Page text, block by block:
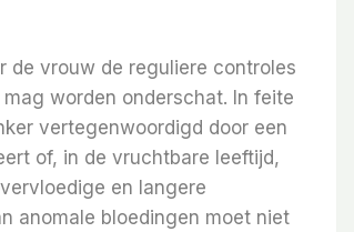
de vrouw de reguliere controles
worden onderschat. In feite
vertegenwoordigd door een
of, in de vruchtbare leeftijd,
en langere
anomale bloedingen moet niet